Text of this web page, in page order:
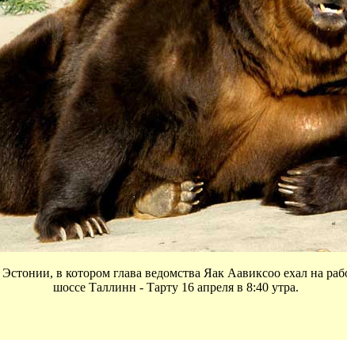
в котором глава ведомства Яак Аавиксоо ехал на
шоссе Таллинн - Тарту 16 апреля в 8:40 утра.